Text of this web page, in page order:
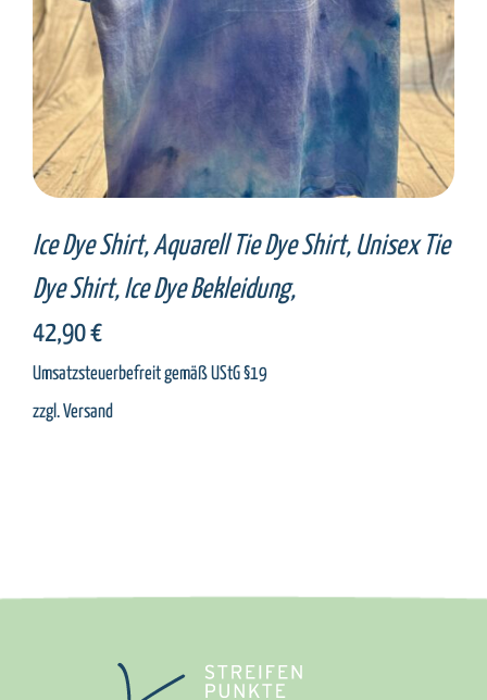
Ice Dye Shirt, Aquarell Tie Dye Shirt, Unisex Tie
Dye Shirt, Ice Dye Bekleidung,
42,90€
Umsatzsteuerbefreit gemäß UStG §19
zzgl.Versand